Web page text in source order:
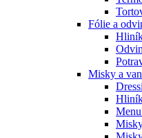
Fólie a
Misky a